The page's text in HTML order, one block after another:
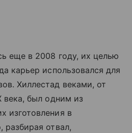
еще в 2008 году, их целью
карьер использовался для
Хиллестад веками, от
века, был одним из
изготовления в
разбирая отвал,